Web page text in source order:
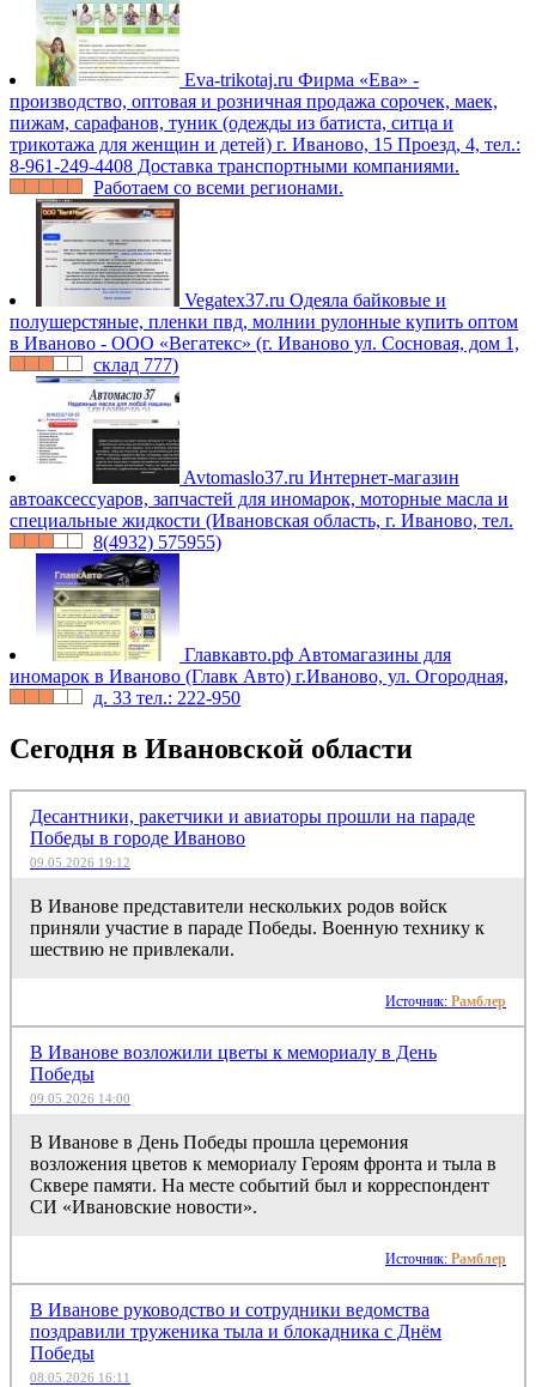
Eva-trikotaj.ru Фирма «Ева» -
производство, оптовая и розничная продажа сорочек, маек,
пижам, сарафанов, туник (одежды из батиста, ситца и
трикотажа для женщин и детей) г. Иваново, 15 Проезд, 4, тел.:
8-961-249-4408 Доставка транспортными компаниями.
Работаем со всеми регионами.
Vegatex37.ru Одеяла байковые и
полушерстяные, пленки пвд, молнии рулонные купить оптом
в Иваново - ООО «Вегатекс» (г. Иваново ул. Сосновая, дом 1,
склад 777)
Avtomaslo37.ru Интернет-магазин
автоаксессуаров, запчастей для иномарок, моторные масла и
специальные жидкости (Ивановская область, г. Иваново, тел.
8(4932) 575955)
Главкавто.рф Автомагазины для
иномарок в Иваново (Главк Авто) г.Иваново, ул. Огородная,
д. 33 тел.: 222-950
Сегодня в Ивановской области
Десантники, ракетчики и авиаторы прошли на параде
Победы в городе Иваново
09.05.2026 19:12
В Иванове представители нескольких родов войск
приняли участие в параде Победы. Военную технику к
шествию не привлекали.
Источник: Рамблер
В Иванове возложили цветы к мемориалу в День
Победы
09.05.2026 14:00
В Иванове в День Победы прошла церемония
возложения цветов к мемориалу Героям фронта и тыла в
Сквере памяти. На месте событий был и корреспондент
СИ «Ивановские новости».
Источник: Рамблер
В Иванове руководство и сотрудники ведомства
поздравили труженика тыла и блокадника с Днём
Победы
08.05.2026 16:11